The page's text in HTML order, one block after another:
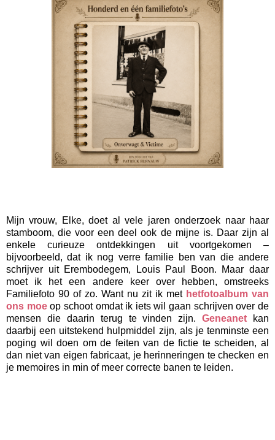
Mijn vrouw, Elke, doet al vele jaren onderzoek naar haar
stamboom, die voor een deel ook de mijne is. Daar zijn al
enkele curieuze ontdekkingen uit voortgekomen –
bijvoorbeeld, dat ik nog verre familie ben van die andere
schrijver uit Erembodegem, Louis Paul Boon. Maar daar
moet ik het een andere keer over hebben, omstreeks
Familiefoto 90 of zo. Want nu zit ik met hetfotoalbum van
ons moeop schoot omdat ik iets wil gaan schrijven over de
mensen die daarin terug te vinden zijn.Geneanet
kan
daarbij een uitstekend hulpmiddel zijn, als je tenminste een
poging wil doen om de feiten van de fictie te scheiden, al
dan niet van eigen fabricaat, je herinneringen te checken en
je memoires in min of meer correcte banen te leiden.